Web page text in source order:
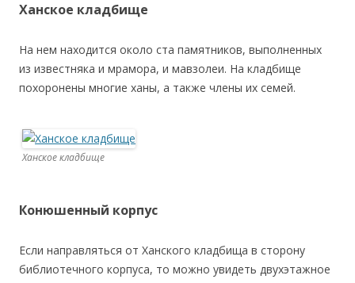
Ханское кладбище
На нем находится около ста памятников, выполненных
из известняка и мрамора, и мавзолеи. На кладбище
похоронены многие ханы, а также члены их семей.
Ханское кладбище
Конюшенный корпус
Если направляться от Ханского кладбища в сторону
библиотечного корпуса, то можно увидеть двухэтажное